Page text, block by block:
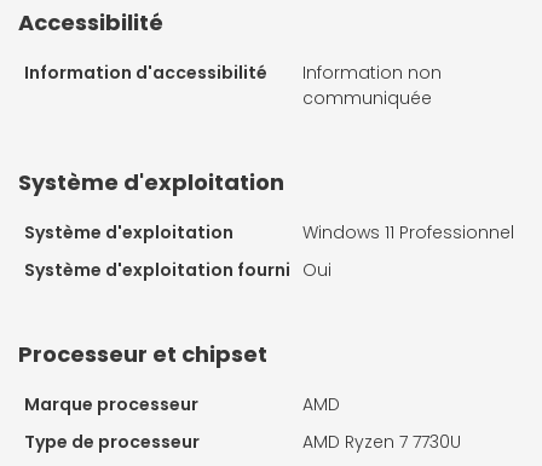
Accessibilité
Information d'accessibilité
Information non
communiquée
Système d'exploitation
Système d'exploitation
Windows 11 Professionnel
Système d'exploitation fourni Oui
Processeur et chipset
Marque processeur
AMD
Type de processeur
AMD Ryzen 7 7730U